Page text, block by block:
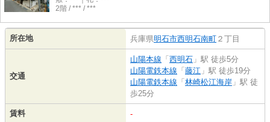
2階 / *** / ***
所在地 兵庫県明石市西明石南町 ２丁目
交通
山陽本線 「 西明石 」駅 徒歩5分
山陽電鉄本線 「 藤江 」駅 徒歩19分
山陽電鉄本線 「 林崎松江海岸 」駅 徒
歩25分
賃料 -